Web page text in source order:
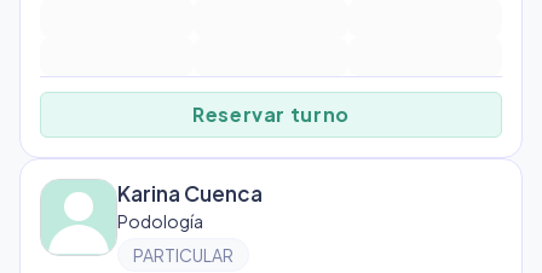
Reservar turno
Karina Cuenca
Podología
PARTICULAR